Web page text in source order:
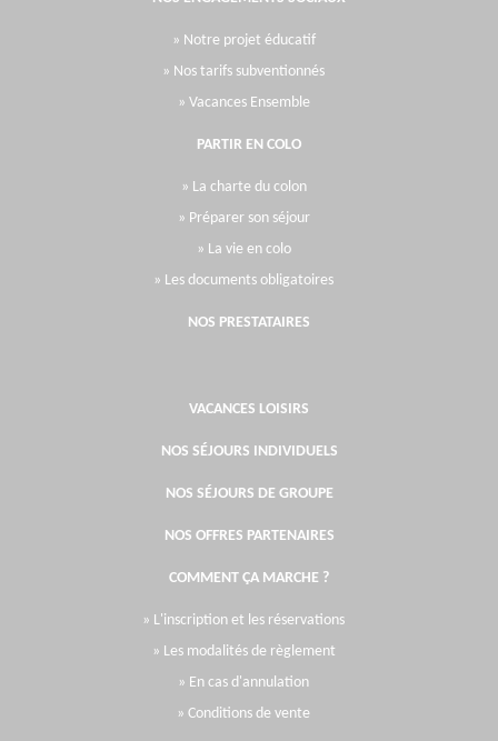
» Notre projet éducatif
» Nos tarifs subventionnés
» Vacances Ensemble
PARTIR EN COLO
» La charte du colon
» Préparer son séjour
» La vie en colo
» Les documents obligatoires
NOS PRESTATAIRES
VACANCES LOISIRS
NOS SÉJOURS INDIVIDUELS
NOS SÉJOURS DE GROUPE
NOS OFFRES PARTENAIRES
COMMENT ÇA MARCHE ?
» L'inscription et les réservations
» Les modalités de règlement
» En cas d'annulation
» Conditions de vente